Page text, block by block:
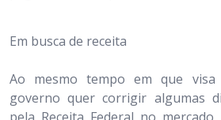
Em busca de receita
Ao mesmo tempo em que
governo quer corrigir algumas